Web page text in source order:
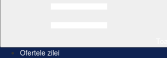
Ofertele zilei